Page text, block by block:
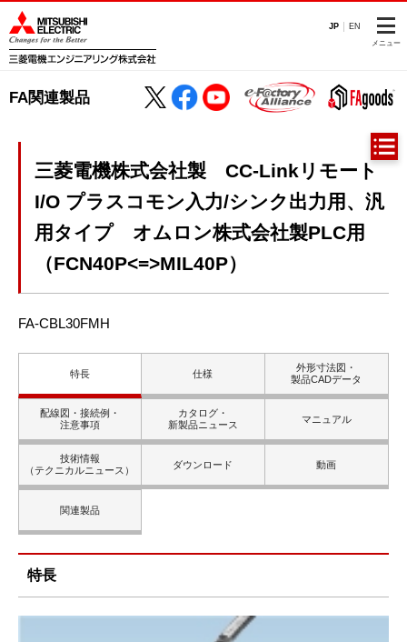
JP EN
メニュー
FA関連製品
三菱電機株式会社製 CC-Linkリモート
I/O プラスコモン入力/シンク出力用、汎
用タイプ オムロン株式会社製PLC用
（FCN40P<=>MIL40P）
FA-CBL30FMH
特長 仕様
外形寸法図・
製品CADデータ
配線図・接続例・
注意事項
カタログ・
新製品ニュース
マニュアル
技術情報
（テクニカルニュース）
ダウンロード 動画
関連製品
特長